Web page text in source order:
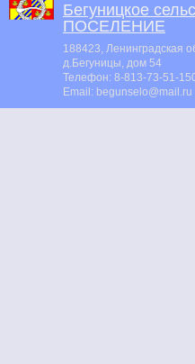
Бегуницкое
ПОСЕЛЕНИЕ
188423, Ленинградская
д.Бегуницы, дом 54
Телефон: 8-813-73-51-
Email: begunselo@mail.ru